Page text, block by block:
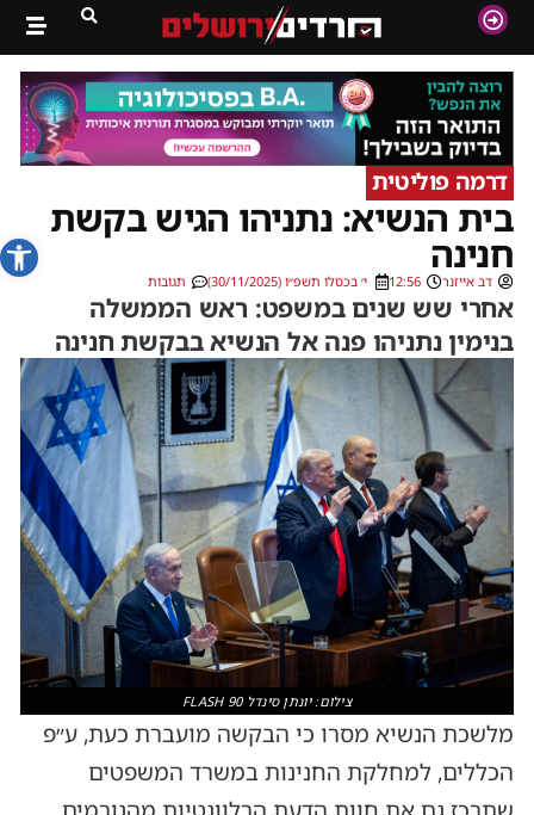
פתח
דרמה פוליטית
בית הנשיא: נתניהו הגיש בקשת
חנינה
דב אייזנר 12:56 י׳ בכסלו תשפ״ו (30/11/2025) תגובות
אחרי שש שנים במשפט: ראש הממשלה
בנימין נתניהו פנה אל הנשיא בבקשת חנינה
צילום: יונתן סינדל FLASH 90
מלשכת הנשיא מסרו כי הבקשה מועברת כעת, ע״פ
הכללים, למחלקת החנינות במשרד המשפטים